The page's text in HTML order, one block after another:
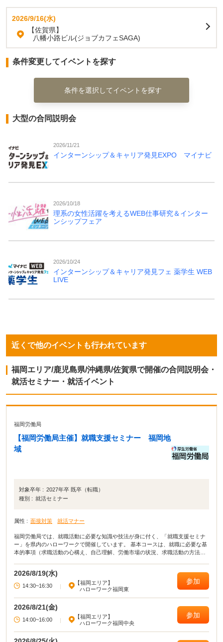
2026/9/16(水)
【佐賀県】
八幡小路ビル(ジョブカフェSAGA)
条件変更してイベントを探す
条件を選択してイベントを探す
大型の合同説明会
2026/11/21
インターンシップ＆キャリア発見EXPO マイナビ
2026/10/18
理系の女性活躍を考えるWEB仕事研究＆インター
ンシップフェア
2026/10/24
インターンシップ＆キャリア発見フェ 薬学生 WEB
LIVE
近くで他のイベントも行われています
福岡エリア/鹿児島県/沖縄県/佐賀県で開催の合同説明会・
就活セミナー・就活イベント
福岡労働局
【福岡労働局主催】就職支援セミナー 福岡地
域
対象卒年 : 2027年卒 既卒（転職）
種別 : 就活セミナー
属性 : 面接対策 就活マナー
福岡労働局では、就職活動に必要な知識や技法が身に付く、「就職支援セミナ
ー」を県内のハローワークで開催しています。 基本コースは、就職に必要な基
本的事項（求職活動の心構え、自己理解、労働市場の状況、求職活動の方法・
セミナーです。目的に合わせて、2種類のセミナーを開催しています。
2026/8/19(水)
14:30~16:30 |
【福岡エリア】
ハローワーク福岡東
参加
2026/8/21(金)
14:00~16:00 |
【福岡エリア】
ハローワーク福岡中央
参加